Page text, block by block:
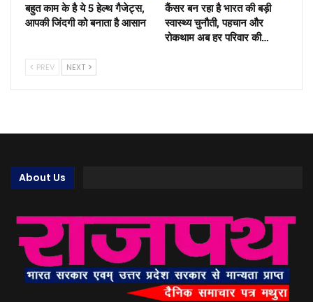
बहुत काम के है ये 5 हेल्थ गैजेट्स,
आपकी जिंदगी को बनाता है आसान
कैंसर बन रहा है भारत की बड़ी
स्वास्थ्य चुनौती, पहचान और
रोकथाम अब हर परिवार की…
PREV NEXT
About Us